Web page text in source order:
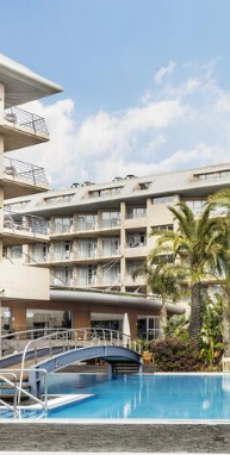
standard double room
įsikūręs SPA zonoje)
300 asm.)
baras diskotekoje)
mokestį
už papildomą mokestį